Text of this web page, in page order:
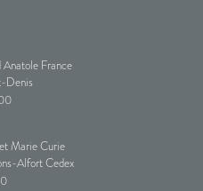
Anatole France
Denis
Marie Curie
Alfort Cedex